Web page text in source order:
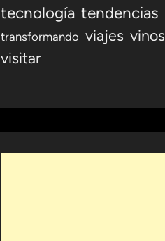
tecnología tendencias
transformando viajes vinos
visitar